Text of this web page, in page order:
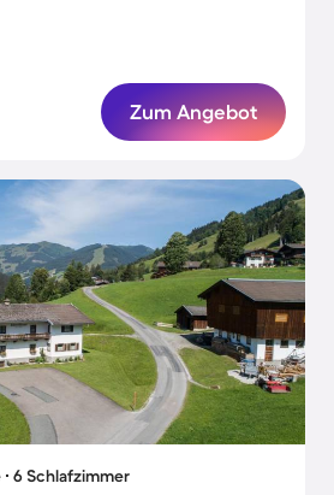
Zum Angebot
∙ 6 Schlafzimmer